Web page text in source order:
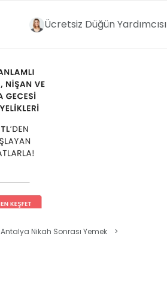
Ücretsiz Düğün Yardımcısı
Antalya Nikah Sonrası Yemek
>